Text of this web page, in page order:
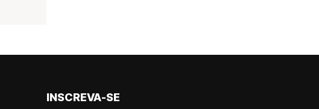
INSCREVA-SE